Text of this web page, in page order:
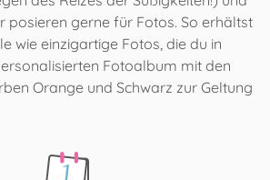
posieren gerne für Fotos. So erhältst
wie einzigartige Fotos, die du in
Fotoalbum mit den
Orange und Schwarz zur Geltung